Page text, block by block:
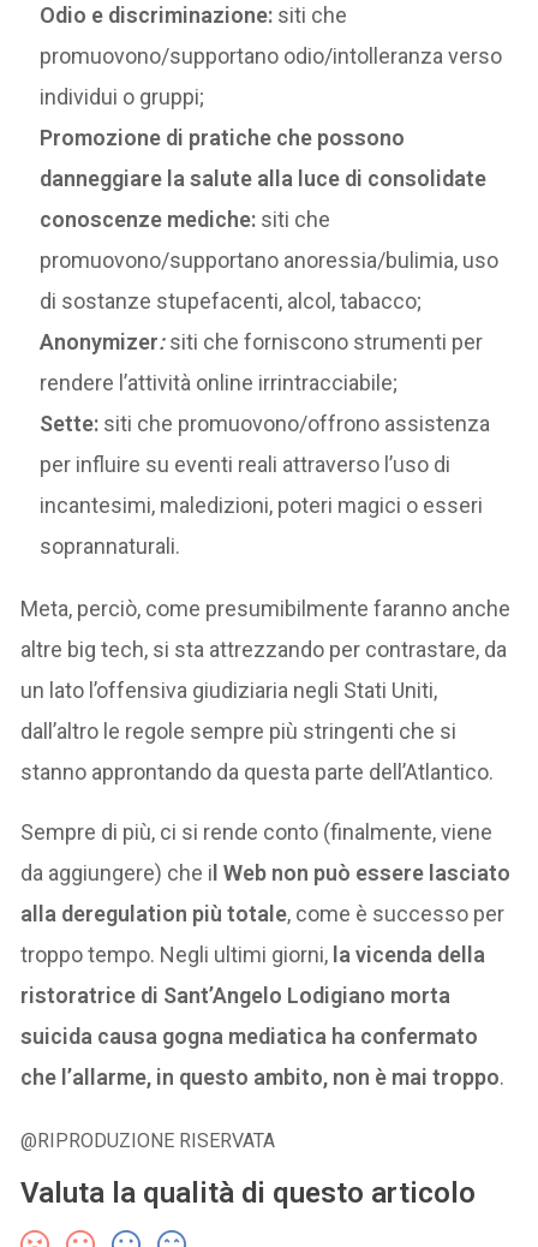
Odio e discriminazione: siti che
promuovono/supportano odio/intolleranza verso
individui o gruppi;
Promozione di pratiche che possono
danneggiare la salute alla luce di consolidate
conoscenze mediche: siti che
promuovono/supportano anoressia/bulimia, uso
di sostanze stupefacenti, alcol, tabacco;
Anonymizer:siti che forniscono strumenti per
rendere l’attività online irrintracciabile;
Sette: siti che promuovono/offrono assistenza
per influire su eventi reali attraverso l’uso di
incantesimi, maledizioni, poteri magici o esseri
soprannaturali.
Meta, perciò, come presumibilmente faranno anche
altre big tech, si sta attrezzando per contrastare, da
un lato l’offensiva giudiziaria negli Stati Uniti,
dall’altro le regole sempre più stringenti che si
stanno approntando da questa parte dell’Atlantico.
Sempre di più, ci si rende conto (finalmente, viene
da aggiungere) che il Web non può essere lasciato
alla deregulation più totale, come è successo per
troppo tempo. Negli ultimi giorni, la vicenda della
ristoratrice di Sant’Angelo Lodigiano morta
suicida causa gogna mediatica ha confermato
che l’allarme, in questo ambito, non è mai troppo.
@RIPRODUZIONE RISERVATA
Valuta la qualità di questo articolo